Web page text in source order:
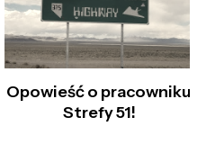
Opowieść o pracowniku
Strefy 51!